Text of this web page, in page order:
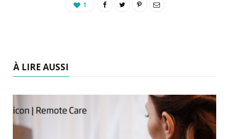
1
À LIRE AUSSI